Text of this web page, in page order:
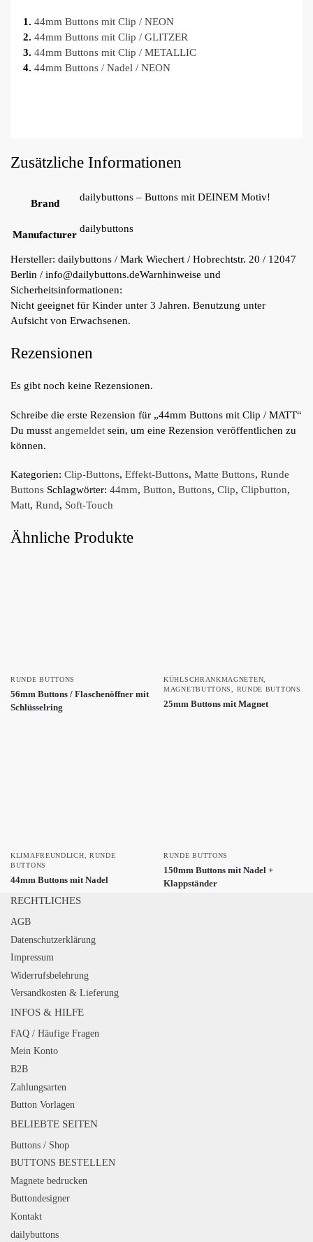
1. 44mm Buttons mit Clip / NEON
2. 44mm Buttons mit Clip / GLITZER
3. 44mm Buttons mit Clip / METALLIC
4. 44mm Buttons / Nadel / NEON
Zusätzliche Informationen
Brand
dailybuttons – Buttons mit DEINEM Motiv!
Manufacturer
dailybuttons
Hersteller: dailybuttons / Mark Wiechert / Hobrechtstr. 20 / 12047
Berlin / info@dailybuttons.deWarnhinweise und
Sicherheitsinformationen:
Nicht geeignet für Kinder unter 3 Jahren. Benutzung unter
Aufsicht von Erwachsenen.
Rezensionen
Es gibt noch keine Rezensionen.
Schreibe die erste Rezension für „44mm Buttons mit Clip / MATT“
Du musst angemeldet sein, um eine Rezension veröffentlichen zu
können.
Kategorien: Clip-Buttons, Effekt-Buttons, Matte Buttons, Runde
Buttons Schlagwörter: 44mm, Button, Buttons, Clip, Clipbutton,
Matt, Rund, Soft-Touch
Ähnliche Produkte
RUNDE BUTTONS
56mm Buttons / Flaschenöffner mit
Schlüsselring
KÜHLSCHRANKMAGNETEN,
MAGNETBUTTONS, RUNDE BUTTONS
25mm Buttons mit Magnet
KLIMAFREUNDLICH, RUNDE
BUTTONS
44mm Buttons mit Nadel
RUNDE BUTTONS
150mm Buttons mit Nadel +
Klappständer
RECHTLICHES
AGB
Datenschutzerklärung
Impressum
Widerrufsbelehrung
Versandkosten & Lieferung
INFOS & HILFE
FAQ / Häufige Fragen
Mein Konto
B2B
Zahlungsarten
Button Vorlagen
BELIEBTE SEITEN
Buttons / Shop
BUTTONS BESTELLEN
Magnete bedrucken
Buttondesigner
Kontakt
dailybuttons